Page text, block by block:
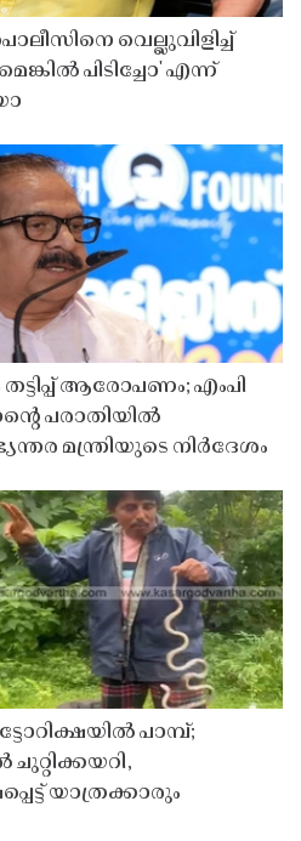
വെല്ലുവിളിച്ച്
പിടിച്ചോ' എന്ന്
ആരോപണം; എംപി
പരാതിയിൽ
മന്ത്രിയുടെ നിർദേശം
പാമ്പ്;
യാത്രക്കാരും